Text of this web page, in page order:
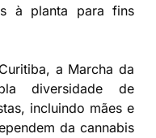
à planta para fins
a Marcha da
diversidade de
incluindo mães e
da cannabis